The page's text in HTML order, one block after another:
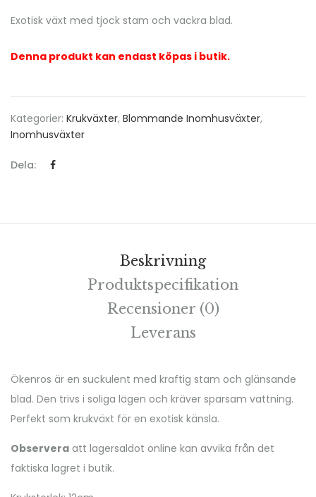
Exotisk växt med tjock stam och vackra blad.
Denna produkt kan endast köpas i butik.
Kategorier: Krukväxter, Blommande Inomhusväxter,
Inomhusväxter
Dela:
Beskrivning
Produktspecifikation
Recensioner (0)
Leverans
Ökenros är en suckulent med kraftig stam och glänsande
blad. Den trivs i soliga lägen och kräver sparsam vattning.
Perfekt som krukväxt för en exotisk känsla.
Observera att lagersaldot online kan avvika från det
faktiska lagret i butik.